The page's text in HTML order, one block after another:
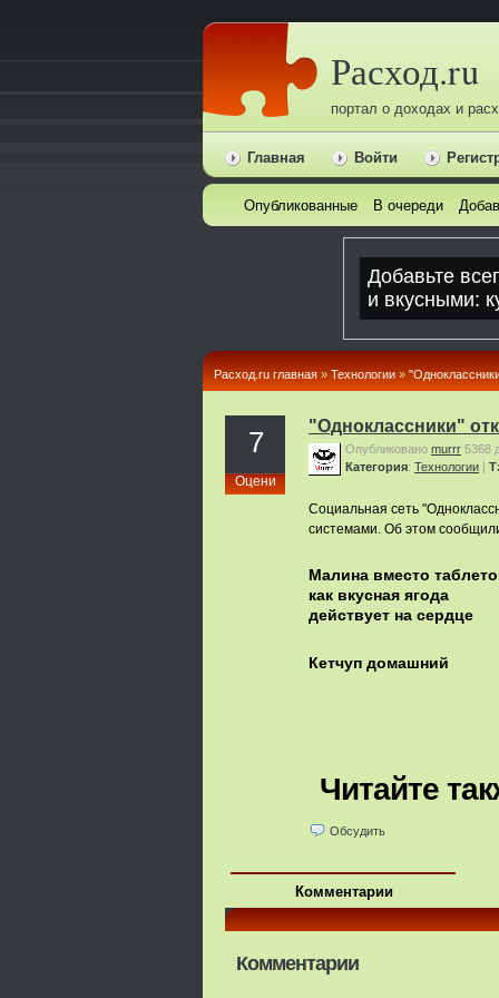
Расход.ru
портал о доходах и
Главная Войти
Опубликованные В очереди
Расход.ru главная » Технологии »
7
Оцени
"Одноклассники"
Опубликовано murrr 5368
Категория: Технологии |
Социальная сеть
системами. Об этом
Малина вместо
как вкусная ягода
действует на сердце
Кетчуп домашний
Читайте
Обсудить
Комментарии
Комментарии